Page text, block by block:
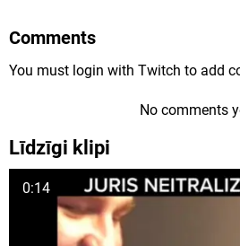
Comments
You must login with Twitch to add
No comments
Līdzīgi klipi
0:14